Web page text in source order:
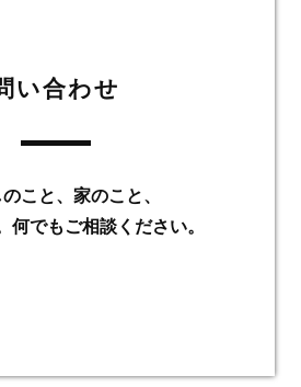
い合わせ
こと、家のこと、
何でもご相談ください。